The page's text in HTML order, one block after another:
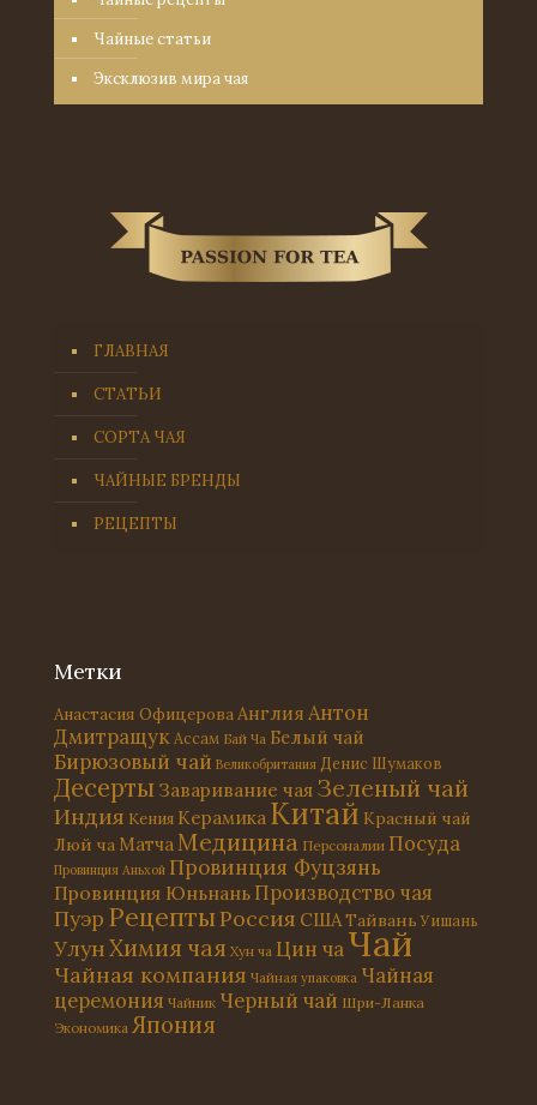
Чайные статьи
Эксклюзив мира чая
ГЛАВНАЯ
СТАТЬИ
СОРТА ЧАЯ
ЧАЙНЫЕ БРЕНДЫ
РЕЦЕПТЫ
Метки
Анастасия ОфицероваАнглия Антон
Дмитращук Ассам Бай Ча Белый чай
Бирюзовый чай Великобритания Денис Шумаков
Десерты Заваривание чая Зеленый чай
Индия Кения Керамика Китай Красный чай
Люй ча Матча Медицина Персоналии Посуда
Провинция Аньхой Провинция Фуцзянь
Провинция Юньнань Производство чая
Пуэр РецептыРоссия СШАТайвань Уишань
УлунХимия чая Хун ча Цин чаЧай
Чайная компания Чайная упаковка Чайная
церемония Чайник Черный чай Шри-Ланка
Экономика Япония